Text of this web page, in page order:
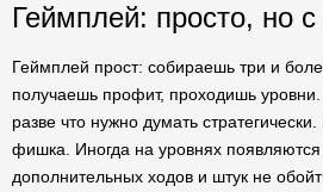
Геймплей: просто, но
Геймплей прост: собираешь три и
получаешь профит, проходишь уровни.
разве что нужно думать
фишка. Иногда на уровнях появляются
дополнительных ходов и штук не